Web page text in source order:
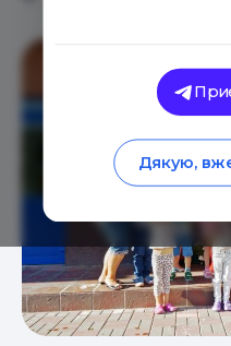
Дякую,